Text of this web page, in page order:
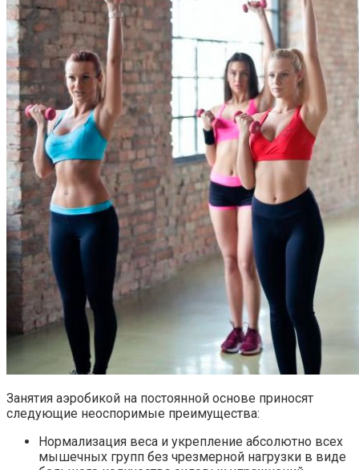
Занятия аэробикой на постоянной основе приносят
следующие неоспоримые преимущества:
Нормализация веса и укрепление абсолютно всех
мышечных групп без чрезмерной нагрузки в виде